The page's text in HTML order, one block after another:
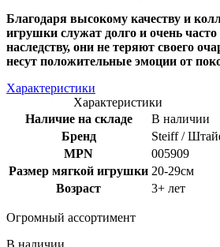
Благодаря высокому качеству и
игрушки служат долго и очень
наследству, они не теряют своего
несут положительные эмоции от
Характеристики
Характеристики
Наличие на складе
В наличии
Бренд
Steiff /
MPN
005909
Размер мягкой игрушки 20-29см
Возраст
3+ лет
Огромный ассортимент
В наличии